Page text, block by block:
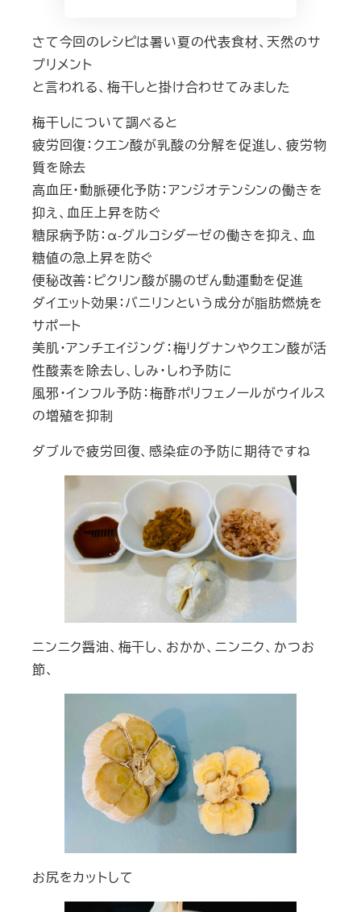
さて今回のレシピは暑い夏の代表食材、天然のサ
プリメント
と言われる、梅干しと掛け合わせてみました
梅干しについて調べると
疲労回復：クエン酸が乳酸の分解を促進し、疲労物
質を除去
高血圧・動脈硬化予防：アンジオテンシンの働きを
抑え、血圧上昇を防ぐ
糖尿病予防：α-グルコシダーゼの働きを抑え、血
糖値の急上昇を防ぐ
便秘改善：ピクリン酸が腸のぜん動運動を促進
ダイエット効果：バニリンという成分が脂肪燃焼を
サポート
美肌・アンチエイジング：梅リグナンやクエン酸が活
性酸素を除去し、しみ・しわ予防に
風邪・インフル予防：梅酢ポリフェノールがウイルス
の増殖を抑制
ダブルで疲労回復、感染症の予防に期待ですね
ニンニク醤油、梅干し、おかか、ニンニク、かつお
節、
お尻をカットして